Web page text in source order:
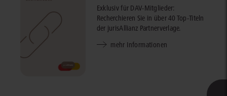
Exklusiv für DAV-Mitglieder:
Recherchieren Sie in über 40 Top-Titeln
der jurisAllianz Partnerverlage.
mehr Informationen